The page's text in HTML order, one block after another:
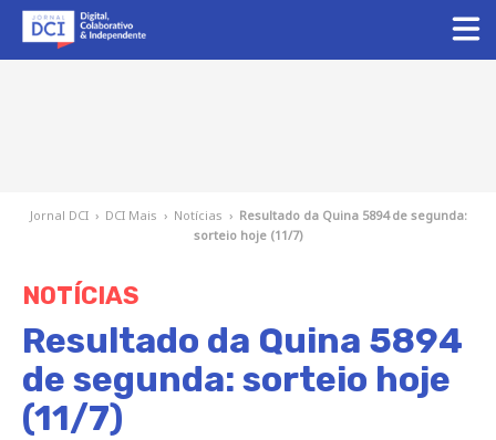
Jornal DCI › DCI Mais › Notícias › Resultado da Quina 5894 de segunda:
sorteio hoje (11/7)
NOTÍCIAS
Resultado da Quina 5894
de segunda: sorteio hoje
(11/7)